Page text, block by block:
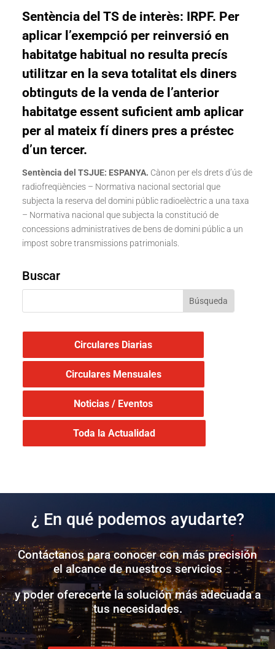
Sentència del TS de interès: IRPF. Per
aplicar l’exempció per reinversió en
habitatge habitual no resulta precís
utilitzar en la seva totalitat els diners
obtinguts de la venda de l’anterior
habitatge essent suficient amb aplicar
per al mateix fí diners pres a préstec
d’un tercer.
Sentència del TSJUE: ESPANYA. Cànon per els drets d’ús de
radiofreqüències – Normativa nacional sectorial que
subjecta la reserva del domini públic radioelèctric a una taxa
– Normativa nacional que subjecta la constitució de
concessions administratives de bens de domini públic a un
impost sobre transmissions patrimonials.
Buscar
Circulares Diarias
Circulares Mensuales
Noticias / Eventos
Toda la Actualidad
¿ En qué podemos ayudarte?
Contáctanos para conocer con más precisión
el alcance de nuestros servicios
y poder oferecerte la solución más adecuada a
tus necesidades.